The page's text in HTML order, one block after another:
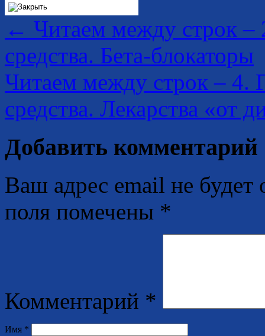
← Читаем между строк –
средства. Бета-блокаторы
Читаем между строк – 4.
средства. Лекарства «от
Добавить комментарий
Ваш адрес email не будет
поля помечены *
Комментарий *
Имя *